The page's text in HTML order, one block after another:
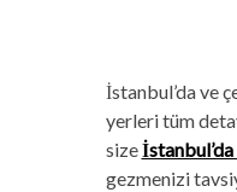
İstanbul’da ve
yerleri tüm
size
gezmenizi